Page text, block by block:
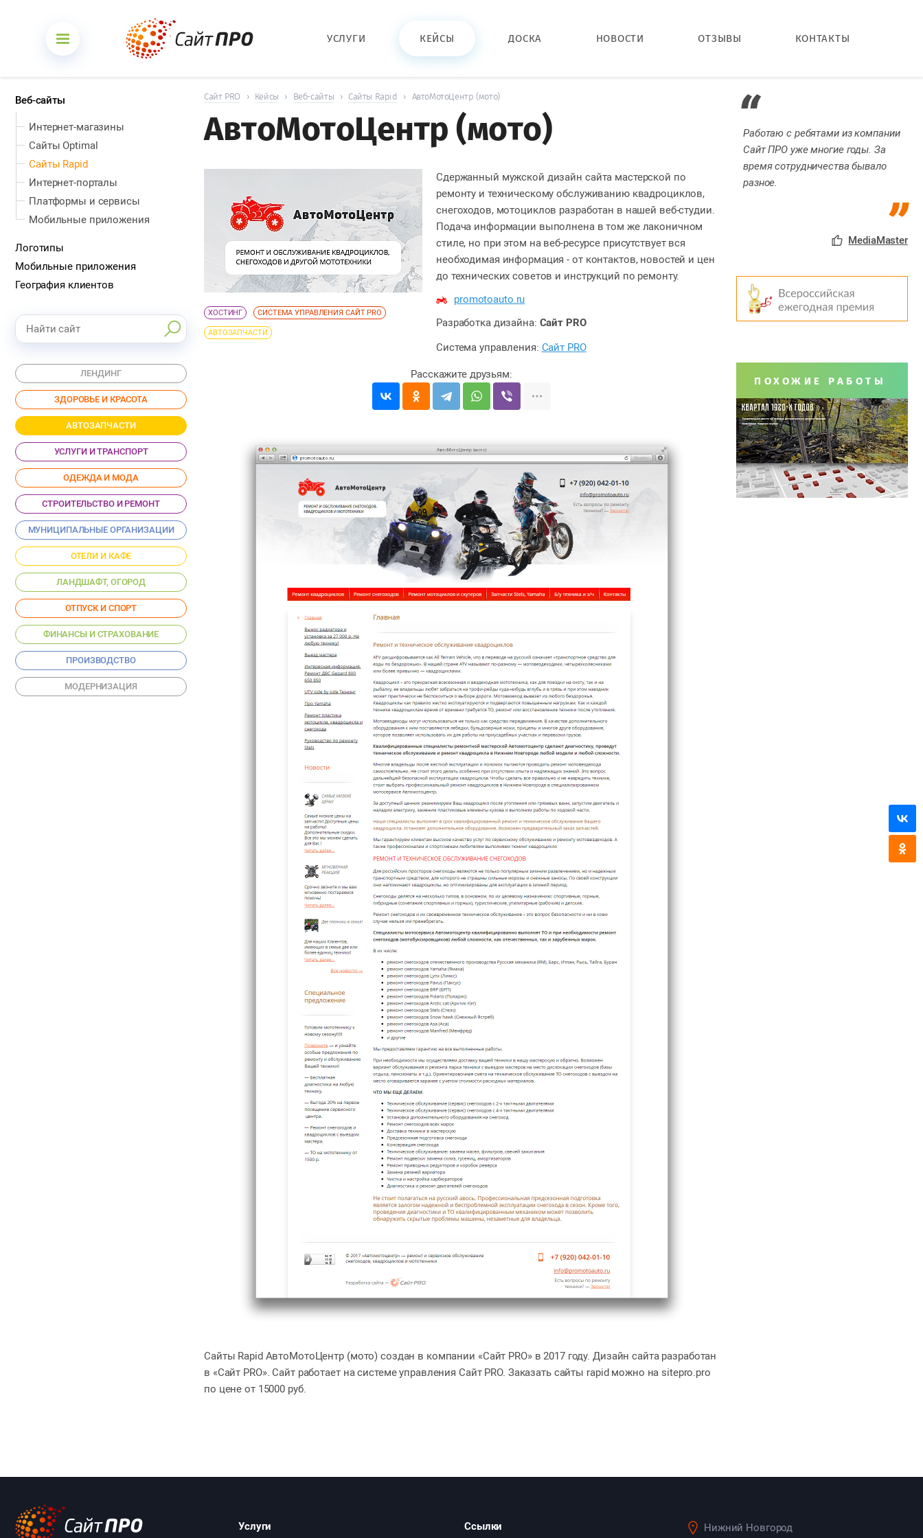
Сайт PRO › Кейсы › Веб-сайты › Сайты Rapid › АвтоМотоЦентр (мото)
АвтоМотоЦентр (мото)
ХОСТИНГ СИСТЕМА УПРАВЛЕНИЯ САЙТ PRO
АВТОЗАПЧАСТИ
Сдержанный мужской дизайн сайта мастерской по
ремонту и техническому обслуживанию квадроциклов,
снегоходов, мотоциклов разработан в нашей веб-студии.
Подача информации выполнена в том же лаконичном
стиле, но при этом на веб-ресурсе присутствует вся
необходимая информация - от контактов, новостей и цен
до технических советов и инструкций по ремонту.
promotoauto.ru
Разработка дизайна: Сайт PRO
Система управления: Сайт PRO
Сайты Rapid АвтоМотоЦентр (мото) создан в компании «Сайт PRO» в 2017 году. Дизайн сайта разработан
в «Сайт PRO». Сайт работает на системе управления Сайт PRO. Заказать сайты rapid можно на sitepro.pro
по цене от 15000 руб.
Веб-сайты
Интернет-магазины
Сайты Optimal
Сайты Rapid
Интернет-порталы
Платформы и сервисы
Мобильные приложения
Логотипы
Мобильные приложения
География клиентов
ЛЕНДИНГ
ЗДОРОВЬЕ И КРАСОТА
АВТОЗАПЧАСТИ
УСЛУГИ И ТРАНСПОРТ
ОДЕЖДА И МОДА
СТРОИТЕЛЬСТВО И РЕМОНТ
МУНИЦИПАЛЬНЫЕ ОРГАНИЗАЦИИ
ОТЕЛИ И КАФЕ
ЛАНДШАФТ, ОГОРОД
ОТПУСК И СПОРТ
ФИНАНСЫ И СТРАХОВАНИЕ
ПРОИЗВОДСТВО
МОДЕРНИЗАЦИЯ
Работаю с ребятами из компании
Сайт ПРО уже многие годы. За
время сотрудничества бывало
разное.
MediaMaster
ПОХОЖИЕ РАБОТЫ
УСЛУГИ КЕЙСЫ ДОСКА НОВОСТИ ОТЗЫВЫ КОНТАКТЫ
Услуги Ссылки Нижний Новгород